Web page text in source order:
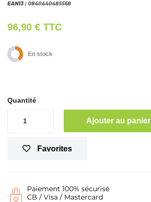
EAN13 : 0840440485568
96,90 € TTC
En stock
Quantité
Ajouter au panier
Favorites
Paiement 100% sécurisé
CB / Visa / Mastercard